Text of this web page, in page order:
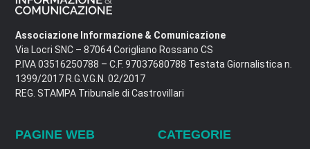
Associazione Informazione & Comunicazione
Via Locri SNC – 87064 Corigliano Rossano CS
P.IVA 03516250788 – C.F. 97037680788 Testata Giornalistica n.
1399/2017 R.G.V.G.N. 02/2017
REG. STAMPA Tribunale di Castrovillari
PAGINE WEB CATEGORIE